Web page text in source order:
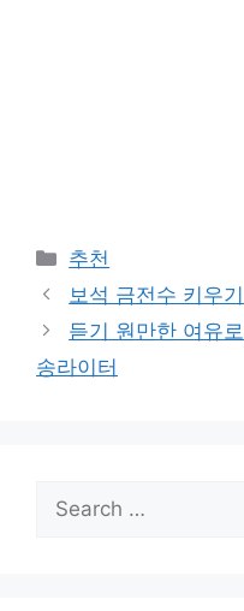
Categories
추천
보석 금전수 키우
듣기 원만한 여유
송라이터
for: